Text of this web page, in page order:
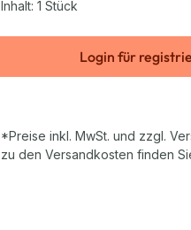
Inhalt: 1 Stück
Login für
*Preise inkl. MwSt. und zzgl.
zu den Versandkosten finden